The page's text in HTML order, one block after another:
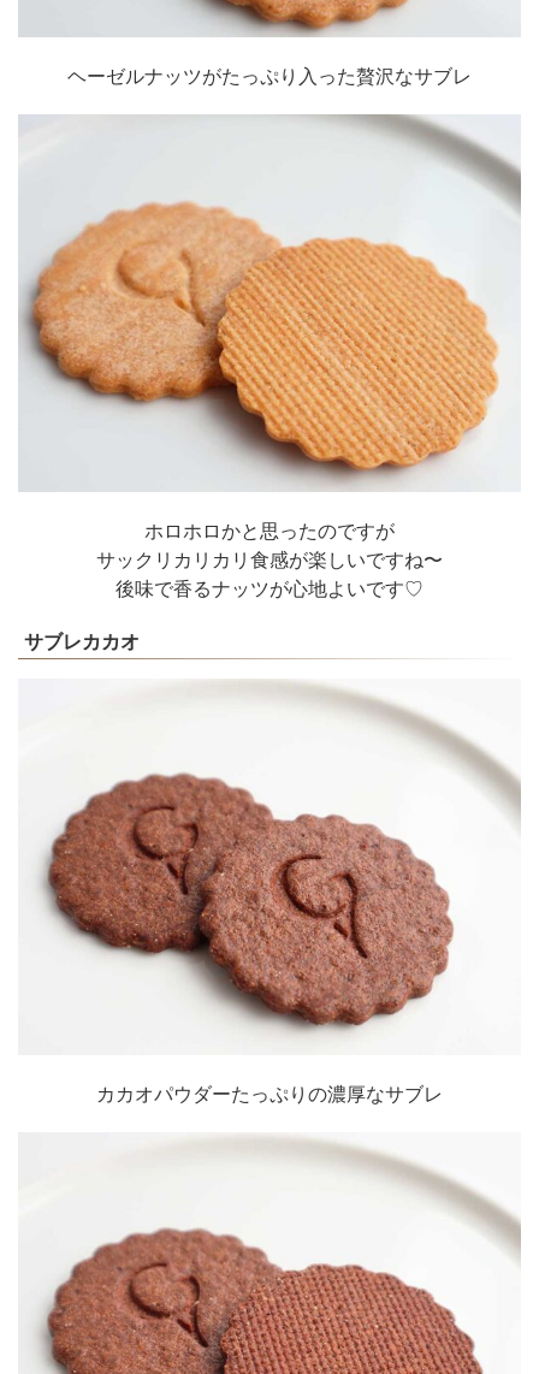
ヘーゼルナッツがたっぷり入った贅沢なサブレ
ホロホロかと思ったのですが
サックリカリカリ食感が楽しいですね〜
後味で香るナッツが心地よいです♡
サブレカカオ
カカオパウダーたっぷりの濃厚なサブレ